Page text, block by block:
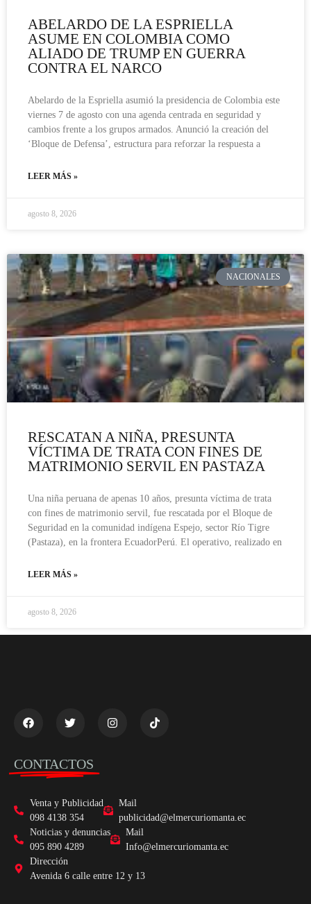
ABELARDO DE LA ESPRIELLA
ASUME EN COLOMBIA COMO
ALIADO DE TRUMP EN GUERRA
CONTRA EL NARCO
Abelardo de la Espriella asumió la presidencia de Colombia este
viernes 7 de agosto con una agenda centrada en seguridad y
cambios frente a los grupos armados. Anunció la creación del
‘Bloque de Defensa’, estructura para reforzar la respuesta a
LEER MÁS »
agosto 8, 2026
NACIONALES
RESCATAN A NIÑA, PRESUNTA
VÍCTIMA DE TRATA CON FINES DE
MATRIMONIO SERVIL EN PASTAZA
Una niña peruana de apenas 10 años, presunta víctima de trata
con fines de matrimonio servil, fue rescatada por el Bloque de
Seguridad en la comunidad indígena Espejo, sector Río Tigre
(Pastaza), en la frontera EcuadorPerú. El operativo, realizado en
LEER MÁS »
agosto 8, 2026
CONTACTOS
Venta y Publicidad
098 4138 354
Mail
publicidad@elmercuriomanta.ec
Noticias y denuncias
095 890 4289
Mail
Info@elmercuriomanta.ec
Dirección
Avenida 6 calle entre 12 y 13